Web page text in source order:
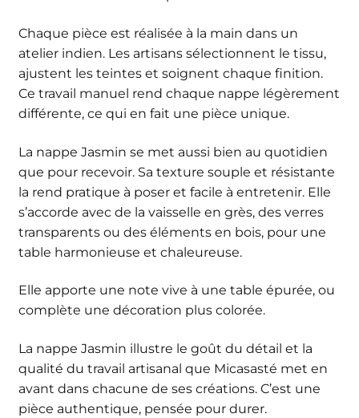
Chaque pièce est réalisée à la main dans un
atelier indien. Les artisans sélectionnent le tissu,
ajustent les teintes et soignent chaque finition.
Ce travail manuel rend chaque nappe légèrement
différente, ce qui en fait une pièce unique.
La nappe Jasmin se met aussi bien au quotidien
que pour recevoir. Sa texture souple et résistante
la rend pratique à poser et facile à entretenir. Elle
s’accorde avec de la vaisselle en grès, des verres
transparents ou des éléments en bois, pour une
table harmonieuse et chaleureuse.
Elle apporte une note vive à une table épurée, ou
complète une décoration plus colorée.
La nappe Jasmin illustre le goût du détail et la
qualité du travail artisanal que Micasasté met en
avant dans chacune de ses créations. C’est une
pièce authentique, pensée pour durer.